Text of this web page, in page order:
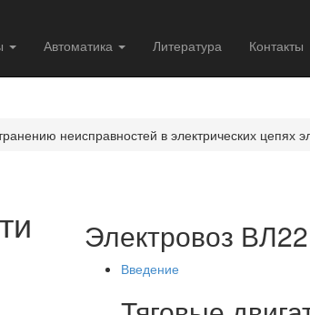
Автоматика Литература Контакты
неисправностей в электрических цепях
Электровоз
Введение